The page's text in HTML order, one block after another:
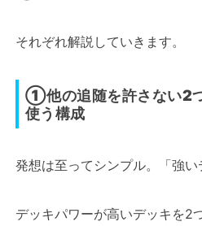
それぞれ解説していきます。
①他の追随を許さない2
使う構成
発想は至ってシンプル。「強い
デッキパワーが高いデッキを2